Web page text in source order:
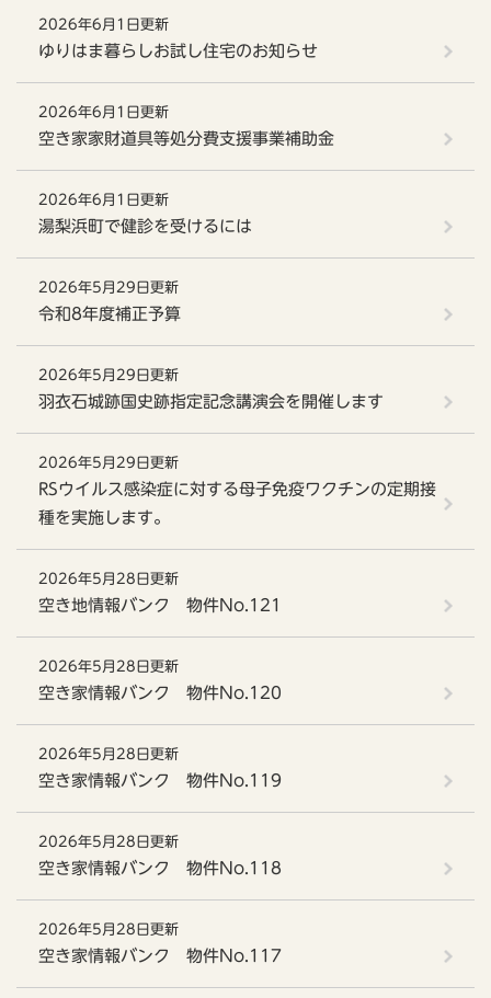
2026年6月1日更新
ゆりはま暮らしお試し住宅のお知らせ
2026年6月1日更新
空き家家財道具等処分費支援事業補助金
2026年6月1日更新
湯梨浜町で健診を受けるには
2026年5月29日更新
令和8年度補正予算
2026年5月29日更新
羽衣石城跡国史跡指定記念講演会を開催します
2026年5月29日更新
RSウイルス感染症に対する母子免疫ワクチンの定期接
種を実施します。
2026年5月28日更新
空き地情報バンク 物件No.121
2026年5月28日更新
空き家情報バンク 物件No.120
2026年5月28日更新
空き家情報バンク 物件No.119
2026年5月28日更新
空き家情報バンク 物件No.118
2026年5月28日更新
空き家情報バンク 物件No.117